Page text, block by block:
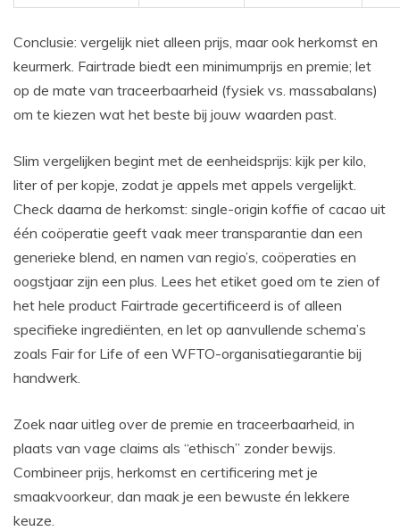
Conclusie: vergelijk niet alleen prijs, maar ook herkomst en
keurmerk. Fairtrade biedt een minimumprijs en premie; let
op de mate van traceerbaarheid (fysiek vs. massabalans)
om te kiezen wat het beste bij jouw waarden past.
Slim vergelijken begint met de eenheidsprijs: kijk per kilo,
liter of per kopje, zodat je appels met appels vergelijkt.
Check daarna de herkomst: single-origin koffie of cacao uit
één coöperatie geeft vaak meer transparantie dan een
generieke blend, en namen van regio’s, coöperaties en
oogstjaar zijn een plus. Lees het etiket goed om te zien of
het hele product Fairtrade gecertificeerd is of alleen
specifieke ingrediënten, en let op aanvullende schema’s
zoals Fair for Life of een WFTO-organisatiegarantie bij
handwerk.
Zoek naar uitleg over de premie en traceerbaarheid, in
plaats van vage claims als “ethisch” zonder bewijs.
Combineer prijs, herkomst en certificering met je
smaakvoorkeur, dan maak je een bewuste én lekkere
keuze.